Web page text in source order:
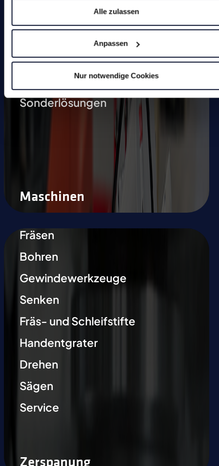
Alle zulassen
Anpassen
Nur notwendige Cookies
Gleitschleifmaschinen
Anfasmaschinen (definierte
Kantenbearbeitung)
Werkzeugschleifmaschinen
Sonderlösungen
Maschinen
Fräsen
Bohren
Gewindewerkzeuge
Senken
Fräs- und Schleifstifte
Handentgrater
Drehen
Sägen
Service
Zerspanung